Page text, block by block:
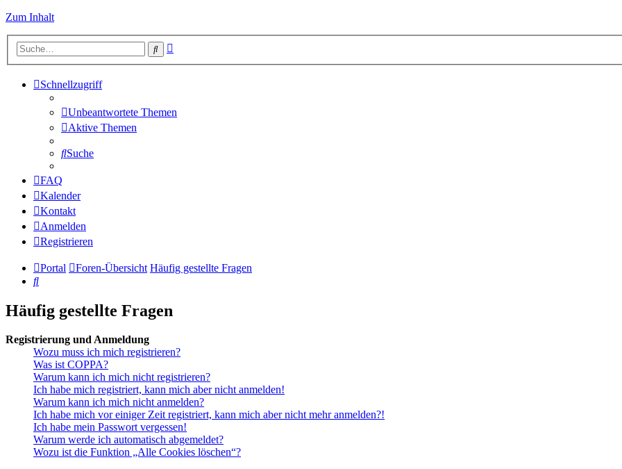
Zum Inhalt
Suche
Schnellzugriff
Unbeantwortete Themen
Aktive Themen
Suche
FAQ
Kalender
Kontakt
Anmelden
Registrieren
Portal Foren-Übersicht Häufig gestellte Fragen
Suche
Häufig gestellte Fragen
Registrierung und Anmeldung
Wozu muss ich mich registrieren?
Was ist COPPA?
Warum kann ich mich nicht registrieren?
Ich habe mich registriert, kann mich aber nicht anmelden!
Warum kann ich mich nicht anmelden?
Ich habe mich vor einiger Zeit registriert, kann mich aber nicht mehr anmelden?!
Ich habe mein Passwort vergessen!
Warum werde ich automatisch abgemeldet?
Wozu ist die Funktion „Alle Cookies löschen“?